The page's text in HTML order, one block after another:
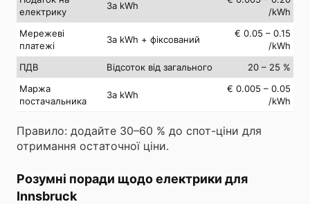
електрику
За kWh
/kWh
Мережеві
платежі
За kWh + фіксований
€ 0.05 – 0.15
/kWh
ПДВ
Відсоток від загального
20 – 25 %
Маржа
постачальника
За kWh
€ 0.005 – 0.05
/kWh
Правило: додайте 30–60 % до спот-ціни для
отримання остаточної ціни.
Розумні поради щодо електрики для
Innsbruck